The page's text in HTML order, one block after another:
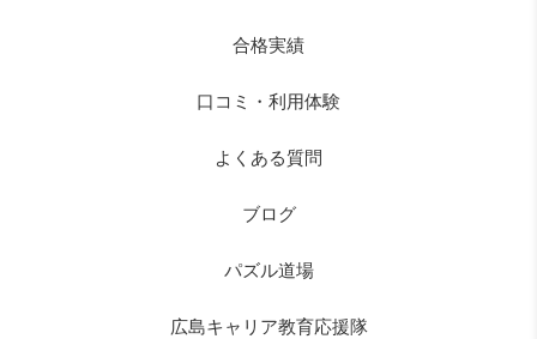
合格実績
口コミ・利用体験
よくある質問
ブログ
パズル道場
広島キャリア教育応援隊